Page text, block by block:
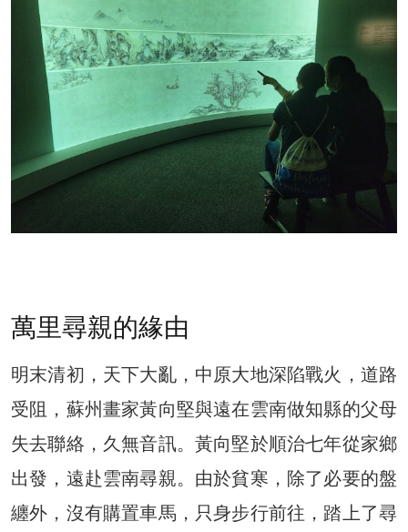
萬里尋親的緣由
明末清初，天下大亂，中原大地深陷戰火，道路
受阻，蘇州畫家黃向堅與遠在雲南做知縣的父母
失去聯絡，久無音訊。黃向堅於順治七年從家鄉
出發，遠赴雲南尋親。由於貧寒，除了必要的盤
纏外，沒有購置車馬，只身步行前往，踏上了尋